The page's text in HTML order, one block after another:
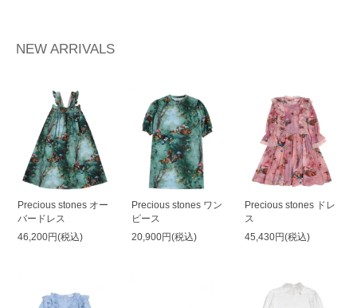
NEW ARRIVALS
Precious stones オー
バードレス
46,200円(税込)
Precious stones ワン
ピース
20,900円(税込)
Precious stones ドレ
ス
45,430円(税込)